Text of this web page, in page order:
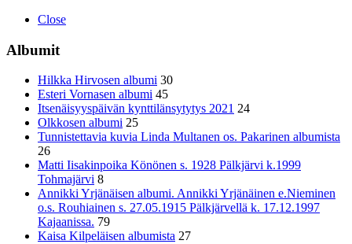
Close
Albumit
Hilkka Hirvosen albumi 30
Esteri Vornasen albumi 45
Itsenäisyyspäivän kynttilänsytytys 2021 24
Olkkosen albumi 25
Tunnistettavia kuvia Linda Multanen os. Pakarinen albumista
26
Matti Iisakinpoika Könönen s. 1928 Pälkjärvi k.1999
Tohmajärvi 8
Annikki Yrjänäisen albumi. Annikki Yrjänäinen e.Nieminen
o.s. Rouhiainen s. 27.05.1915 Pälkjärvellä k. 17.12.1997
Kajaanissa. 79
Kaisa Kilpeläisen albumista 27